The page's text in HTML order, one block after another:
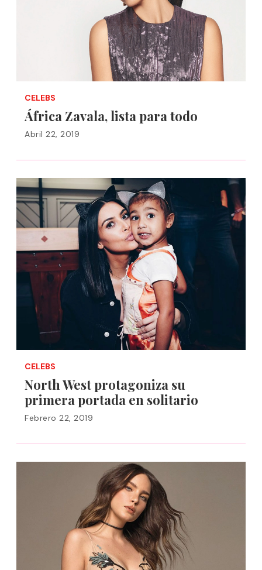
CELEBS
África Zavala, lista para todo
Abril 22, 2019
CELEBS
North West protagoniza su
primera portada en solitario
Febrero 22, 2019